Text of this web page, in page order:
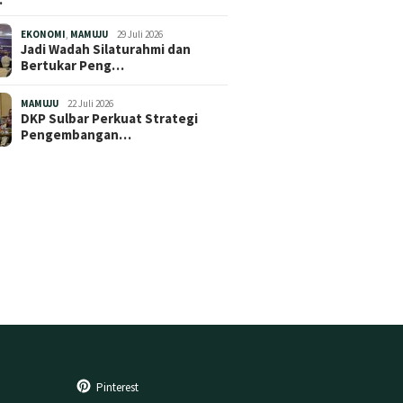
EKONOMI MAMUJU 29 Juli 2026
Jadi Wadah Silaturahmi dan
Bertukar Peng…
MAMUJU 22 Juli 2026
DKP Sulbar Perkuat Strategi
Pengembangan…
Pinterest